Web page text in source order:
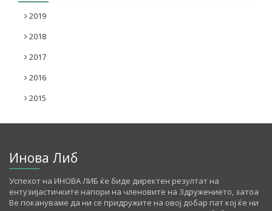
2019
2018
2017
2016
2015
Инова Либ
Успехот на ИНОВА ЛИБ ќе биде директен резултат на
ентузијастичките напори на членовите на Здружението, затоа
Ве покануваме да ни се придружите на овој добар пат кој ќе ни